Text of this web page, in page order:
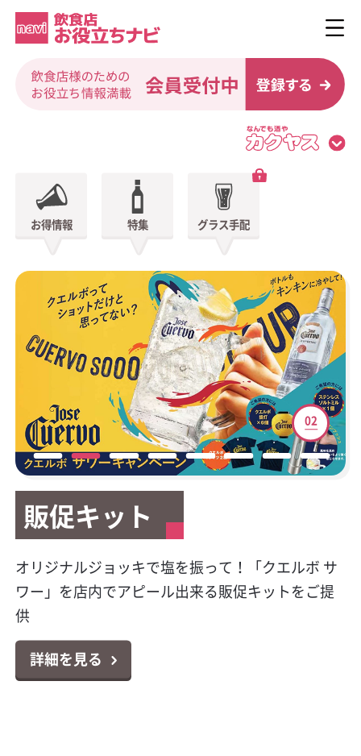
お得情報 特集 グラス手配
販促キット
今大人気のプレミアムテキーラの販促物が貰え
る！クエルボ 1800 レポサド キャンペーン
詳細を見る
01
販促キット
オリジナルジョッキで塩を振って！「クエルボ サ
ワー」を店内でアピール出来る販促キットをご提
供
詳細を見る
02
新サービスご案内
カクヤスで廃食用油の回収サービスを始めまし
た！
詳細を見る
03
テイクアウト容器
テイクアウトやデリバリーに大活躍！小ロットか
らお届け可能なテイクアウト容器特集
詳細を見る
04
マイレージキャンペーン
対象商品のポイントシールを集めて応募！お好き
な景品と交換出来る「カンパリ・ワイルドターキ
ー マイレージクラブ プログラム」
詳細を見る
05
公式Facebookページ開
設
カクヤス業務用Facebookページ「カクヤス飲食店
ナビ」を開設しました！
詳細を見る
06
HACCP（ハサップ）と
は？
対策はじめていますか？6月より完全義務化になり
ました！チェックシートの無料ダウンロードもで
きます！
07
キラシャン特集
キラキラボトルで映えるパリピ酒！オシャレなス
パークリングワイン11選
詳細を見る
08